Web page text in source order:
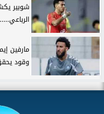
شوبير
الرباعي.....
مارفين
وقود